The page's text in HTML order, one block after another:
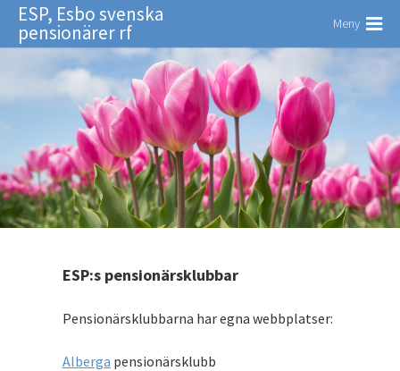
ESP, Esbo svenska
pensionärer rf Meny
ESP:s pensionärsklubbar
Pensionärsklubbarna har egna webbplatser:
Alberga pensionärsklubb